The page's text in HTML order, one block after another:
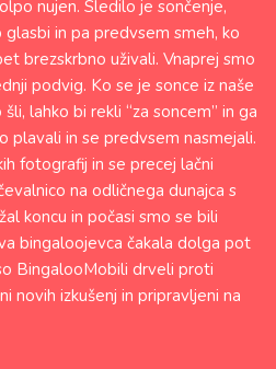
nujen. Sledilo je sončenje,
in pa predvsem smeh, ko
brezskrbno uživali. Vnaprej smo
podvig. Ko se je sonce iz naše
lahko bi rekli “za soncem” in ga
plavali in se predvsem nasmejali.
fotografij in se precej lačni
na odličnega dunajca s
koncu in počasi smo se bili
bingaloojevca čakala dolga pot
BingalooMobili drveli proti
novih izkušenj in pripravljeni na